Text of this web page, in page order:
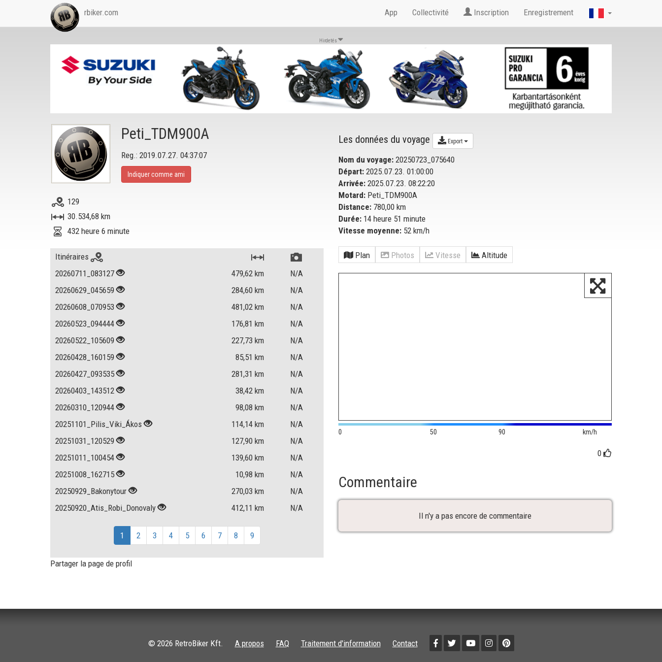
rbiker.com App Collectivité Inscription Enregistrement
Hirdetés
Les données du voyage Export
Nom du voyage: 20250723_075640
Départ: 2025.07.23. 01:00:00
Arrivée: 2025.07.23. 08:22:20
Motard: Peti_TDM900A
Distance: 780,00 km
Durée: 14 heure 51 minute
Vitesse moyenne: 52 km/h
Plan Photos Vitesse Altitude
0 50 90 km/h
0
Commentaire
Il n'y a pas encore de commentaire
Peti_TDM900A
Reg.: 2019.07.27. 04:37:07
Indiquer comme ami
129
30.534,68 km
432 heure 6 minute
Itinéraires
20260711_083127
479,62 km
N/A
20260629_045659
284,60 km
N/A
20260608_070953
481,02 km
N/A
20260523_094444
176,81 km
N/A
20260522_105609
227,73 km
N/A
20260428_160159
85,51 km
N/A
20260427_093535
281,31 km
N/A
20260403_143512
38,42 km
N/A
20260310_120944
98,08 km
N/A
20251101_Pilis_Viki_Ákos
114,14 km
N/A
20251031_120529
127,90 km
N/A
20251011_100454
139,60 km
N/A
20251008_162715
10,98 km
N/A
20250929_Bakonytour
270,03 km
N/A
20250920_Atis_Robi_Donovaly
412,11 km N/A
1 2 3 4 5 6 7 8 9
Partager la page de profil
© 2026 RetroBiker Kft. A propos FAQ Traitement d'information Contact